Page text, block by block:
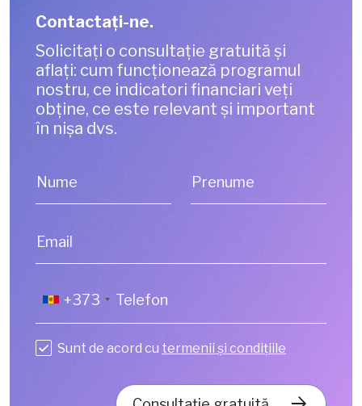
Contactaţi-ne.
Solicitați o consultație gratuită și
aflați: cum funcționează programul
nostru, ce indicatori financiari veți
obține, ce este relevant și important
în nișa dvs.
Nume Prenume
Email
+373
Sunt de acord cu termenii și condițiile